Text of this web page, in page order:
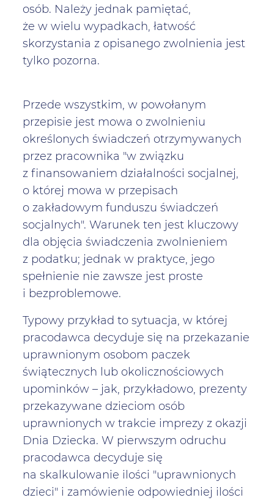
osób. Należy jednak pamiętać,
że w wielu wypadkach, łatwość
skorzystania z opisanego zwolnienia jest
tylko pozorna.
Przede wszystkim, w powołanym
przepisie jest mowa o zwolnieniu
określonych świadczeń otrzymywanych
przez pracownika "w związku
z finansowaniem działalności socjalnej,
o której mowa w przepisach
o zakładowym funduszu świadczeń
socjalnych". Warunek ten jest kluczowy
dla objęcia świadczenia zwolnieniem
z podatku; jednak w praktyce, jego
spełnienie nie zawsze jest proste
i bezproblemowe.
Typowy przykład to sytuacja, w której
pracodawca decyduje się na przekazanie
uprawnionym osobom paczek
świątecznych lub okolicznościowych
upominków – jak, przykładowo, prezenty
przekazywane dzieciom osób
uprawnionych w trakcie imprezy z okazji
Dnia Dziecka. W pierwszym odruchu
pracodawca decyduje się
na skalkulowanie ilości "uprawnionych
dzieci" i zamówienie odpowiedniej ilości